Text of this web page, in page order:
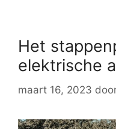
Het
elektrische
maart 16, 2023